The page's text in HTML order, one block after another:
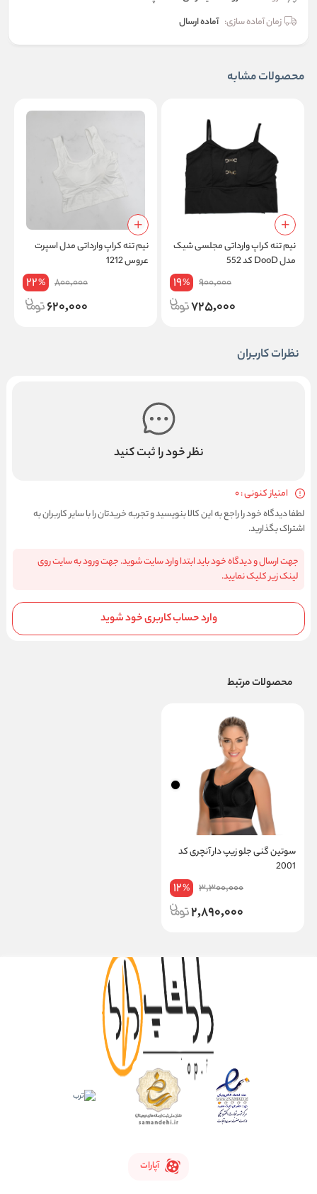
زمان آماده سازی: آماده ارسال
محصولات مشابه
نیم‌ تنه کراپ وارداتی مجلسی شیک
مدل DooD کد 552
900,000
19%
725,000
نیم‌ تنه کراپ وارداتی مدل اسپرت
عروس 1212
800,000
22%
620,000
نظرات کاربران
نظر خود را ثبت کنید
امتیاز کنونی : 0
لطفا دیدگاه خود را راجع به این کالا بنویسید و تجربه خریدتان را با سایر کاربران به
اشتراک بگذارید.
جهت ارسال و دیدگاه خود باید ابتدا وارد سایت شوید. جهت ورود به سایت روی
لینک زیر کلیک نمایید.
وارد حساب کاربری خود شوید
محصولات مرتبط
سوتین گنی جلو زیپ دار آنچری کد
2001
3,300,000
12%
2,890,000
آپارات